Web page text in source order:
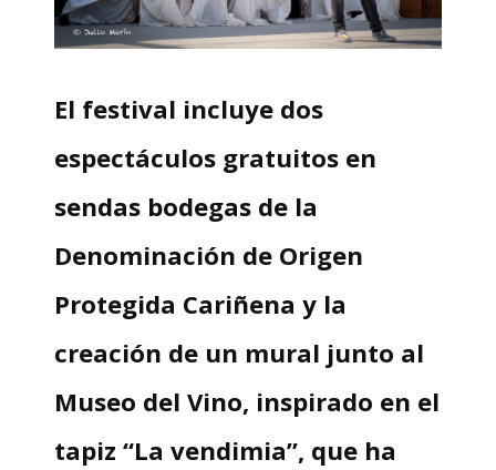
El festival incluye dos
espectáculos gratuitos en
sendas bodegas de la
Denominación de Origen
Protegida Cariñena y la
creación de un mural junto al
Museo del Vino, inspirado en el
tapiz “La vendimia”, que ha